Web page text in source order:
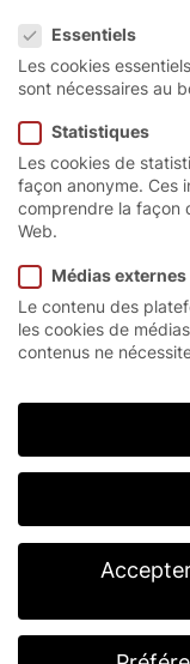
Porte
EFA-
Le
L’EFA-SST®
jusqu’à 500 000
le porte se
5, ce qui lui
Essentiels
Les cookies
sont nécessaires au
Statistiques
Les cookies de
façon anonyme. Ces
comprendre la façon
Web.
Médias externes
Le contenu des
les cookies de
contenus ne